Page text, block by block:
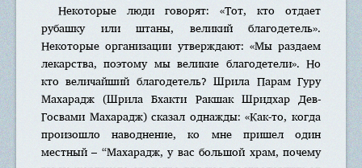
Некоторые люди говорят: «Тот, кто отдает
рубашку или штаны, великий благодетель».
Некоторые организации утверждают: «Мы раздаем
лекарства, поэтому мы великие благодетели». Но
кто величайший благодетель? Шрила Парам Гуру
Махарадж (Шрила Бхакти Ракшак Шридхар Дев-
Госвами Махарадж) сказал однажды: «Как-то, когда
произошло наводнение, ко мне пришел один
местный – “Махарадж, у вас большой храм, почему